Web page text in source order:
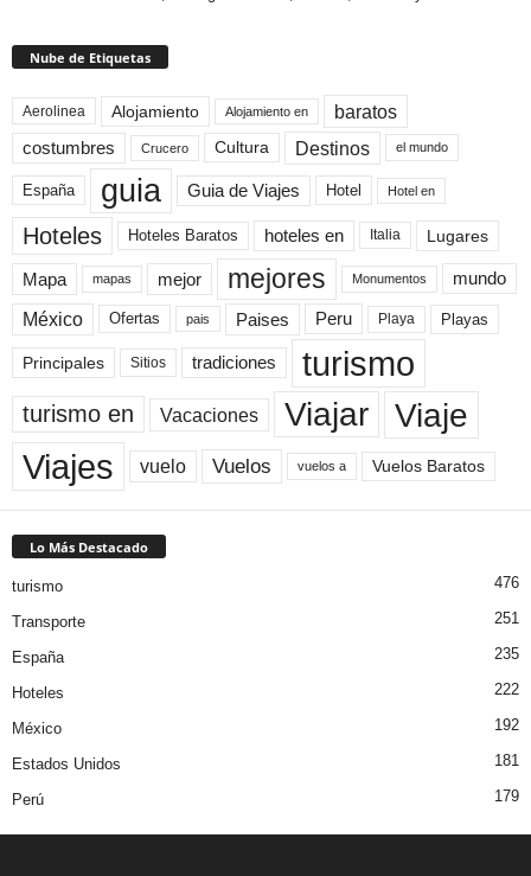
Nube de Etiquetas
Aerolinea Alojamiento Alojamiento en baratos
costumbres Crucero Cultura Destinos el mundo
España guia Guia de Viajes Hotel Hotel en
Hoteles Hoteles Baratos hoteles en Italia Lugares
Mapa mapas mejor mejores Monumentos mundo
México Ofertas pais Paises Peru Playa Playas
Principales Sitios tradiciones turismo
turismo en Vacaciones Viajar Viaje
Viajes vuelo Vuelos vuelos a Vuelos Baratos
Lo Más Destacado
turismo 476
Transporte 251
España 235
Hoteles 222
México 192
Estados Unidos 181
Perú 179